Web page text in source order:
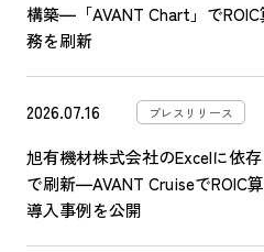
構築―「AVANT Chart」で
務を刷新
2026.07.16 プレスリリース
旭有機材株式会社のExcelに依
で刷新―AVANT CruiseでROIC
導入事例を公開